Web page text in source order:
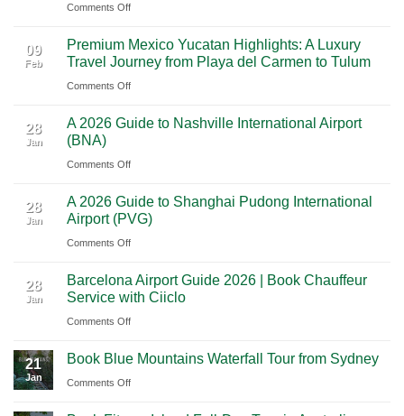
Las
A
Scenic
Road
Through
National
Comments Offon
Mexico
City
to
The
Cultural
Across
Southern
Mexico
09
Feb
Premium Mexico Yucatan Highlights: A Luxury
Travel Journey from Playa del Carmen to Tulum
Comments Offon
Mexico
Highlights:
Luxury
Travel
Journey
Playa
del
Carmen
Tulum
28
Jan
A 2026 Guide to Nashville International Airport
(BNA)
Comments Offon
2026
Guide
to
International
Airport
(BNA)
28
Jan
A 2026 Guide to Shanghai Pudong International
Airport (PVG)
Comments Offon
2026
Guide
to
Pudong
International
28
Jan
Barcelona Airport Guide 2026 | Book Chauffeur
Service with Ciiclo
Comments Offon
Airport
Guide
21
Jan
Book Blue Mountains Waterfall Tour from Sydney
Comments Offon